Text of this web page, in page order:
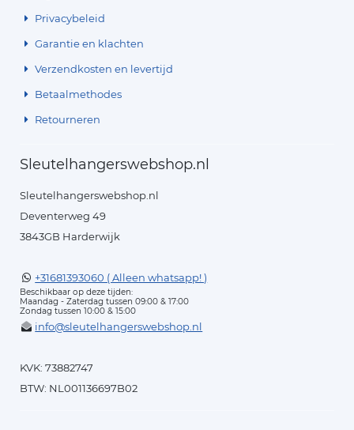
Privacybeleid
Garantie en klachten
Verzendkosten en levertijd
Betaalmethodes
Retourneren
Sleutelhangerswebshop.nl
Sleutelhangerswebshop.nl
Deventerweg 49
3843GB Harderwijk
+31681393060 ( Alleen whatsapp! )
Beschikbaar op deze tijden:
Maandag - Zaterdag tussen 09:00 & 17:00
Zondag tussen 10:00 & 15:00
info@sleutelhangerswebshop.nl
KVK: 73882747
BTW: NL001136697B02